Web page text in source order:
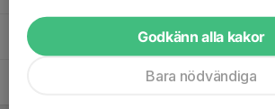
Tränare
Mathias SnickarTränare
Godkänn alla kakor
Bara nödvändiga